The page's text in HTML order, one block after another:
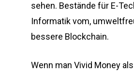
sehen. Bestände für E-
Informatik vom,
bessere Blockchain.
Wenn man Vivid Money